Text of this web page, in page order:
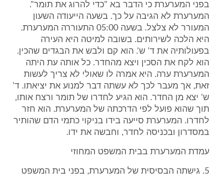
בפני המערערת כי הדבר בא "כדי להרוג את תומר".
המערערת לא הגיבה על כך. בשעה הייעודה השעון
המעורר לא צלצל. בשעה 05:00 התעוררה המערערת.
היא הלכה לשירותים. בשובה למיטה היא העירה
בפעולותיה את ד' ש'. הוא קם ולבש את הבגדים שהכין.
הוא לקח את הסכין ויצא מהחדר. כל אותה עת היתה
המערערת ערה. היא אמרה לו שאולי לא צריך לעשות
זאת, אך מעבר לכך לא עשתה דבר למנוע את יציאתו. ד'
ש' יצא מן החדר. הוא הגיע לחדרו של תומר ורצח אותו,
תוך שהוא פועל לפי הדרכתה של המערערת. הוא חזר
לחדרו. המערערת סייעה בידו בניקוי כתמי הדם שהותיר
במסדרון ובכניסה לחדר, וחבשה את ידו.
עמדת המערערת בבית המשפט המחוזי
5. גישתה הבסיסית של המערערת, בפני בית המשפט